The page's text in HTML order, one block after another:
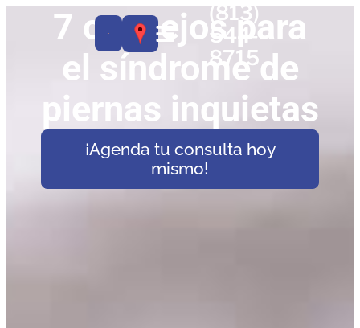
(813)
544-
8715
7 consejos para
el síndrome de
piernas inquietas
¡Agenda tu consulta hoy
mismo!